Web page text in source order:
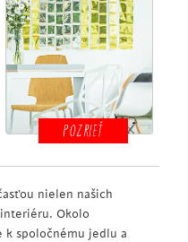
POZRIEŤ
nielen našich
Okolo
k spoločnému jedlu a